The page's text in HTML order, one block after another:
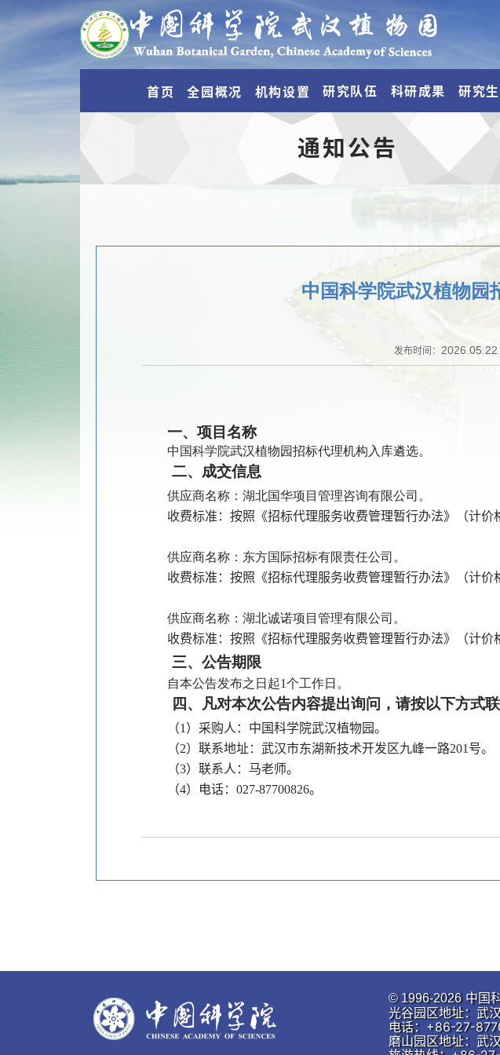
首页 全园概况 机构设置 研究队伍 科研成果 研究
通知公告
中国科学院武汉植物园
发布时间： 2026.05.22
一、 项目名称
中国科学院武汉植物园招标代理机构入库遴选。
二、成交信息
供应商名称：湖北国华项目管理咨询有限公司。
收费标准：按照《招标代理服务收费管理暂行办法》（计价
供应商名称：东方国际招标有限责任公司。
收费标准：按照《招标代理服务收费管理暂行办法》（计价
供应商名称：湖北诚诺项目管理有限公司。
收费标准：按照《招标代理服务收费管理暂行办法》（计价
三、公告期限
自本公告发布之日起1个工作日。
四、 凡对本次公告内容提出询问，请按以下方式
（1 ）采购人：中国科学院武汉植物园。
（2）联系地址：武汉市东湖新技术开发区九峰一路201 号。
（3）联系人：马老师。
（4）电话： 027-87700826。
© 1996-2026中国
光谷园区地址：武
电话：+86-27-
磨山园区地址：武